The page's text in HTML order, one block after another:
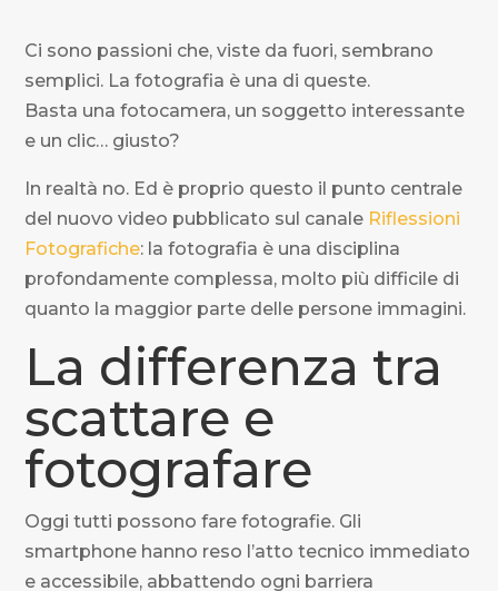
Ci sono passioni che, viste da fuori, sembrano
semplici. La fotografia è una di queste.
Basta una fotocamera, un soggetto interessante
e un clic… giusto?
In realtà no. Ed è proprio questo il punto centrale
del nuovo video pubblicato sul canale Riflessioni
Fotografiche: la fotografia è una disciplina
profondamente complessa, molto più difficile di
quanto la maggior parte delle persone immagini.
La differenza tra
scattare e
fotografare
Oggi tutti possono fare fotografie. Gli
smartphone hanno reso l’atto tecnico immediato
e accessibile, abbattendo ogni barriera